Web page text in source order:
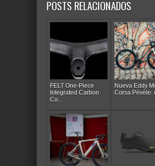
POSTS RELACIONADOS
FELT One-Piece
Integrated Carbon
Co...
Nueva Eddy
Corsa Pévèle: